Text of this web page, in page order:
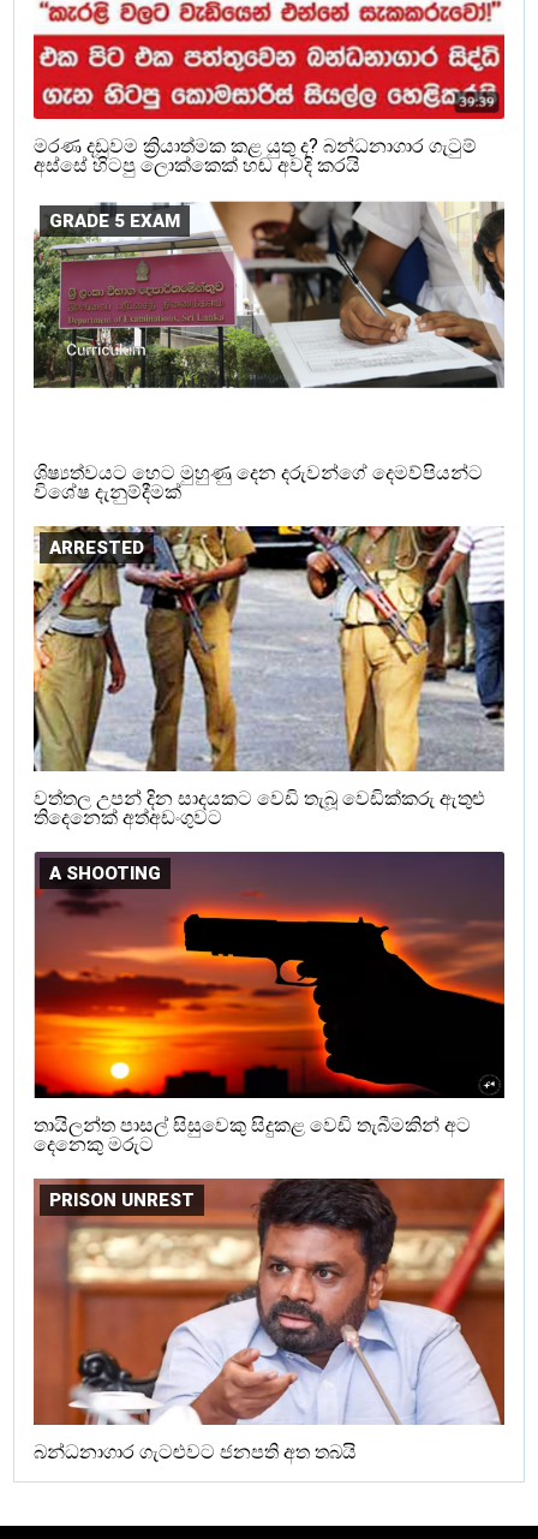
මරණ දඩුවම ක්‍රියාත්මක කළ යුතු ද? බන්ධනාගාර ගැටුම්
අස්සේ හිටපු ලොක්කෙක් හඬ අවදි කරයි
GRADE 5 EXAM
ශිෂ්‍යත්වයට හෙට මුහුණු දෙන දරුවන්ගේ දෙමව්පියන්ට
විශේෂ දැනුම්දීමක්
ARRESTED
වත්තල උපන් දින සාදයකට වෙඩි තැබූ වෙඩික්කරු ඇතුළු
තිදෙනෙක් අත්අඩංගුවට
A SHOOTING
තායිලන්ත පාසල් සිසුවෙකු සිදුකළ වෙඩි තැබීමකින් අට
දෙනෙකු මරුට
PRISON UNREST
බන්ධනාගාර ගැටළුවට ජනපති අත තබයි